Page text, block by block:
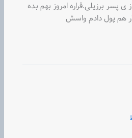
پسر برزیلی.قراره امروز بهم بده